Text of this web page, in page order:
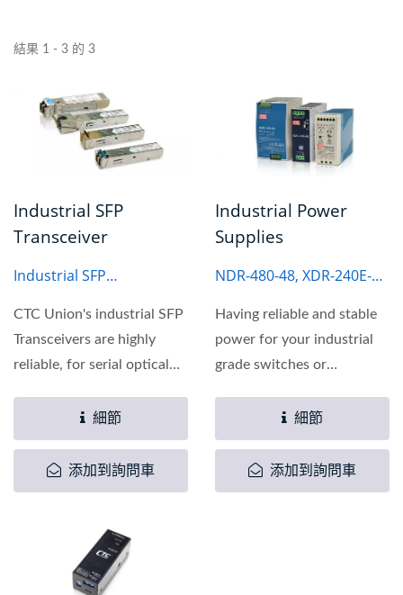
結果 1 - 3 的 3
Industrial SFP
Transceiver
Industrial SFP
CTC Union's industrial SFP
Transceivers are highly
reliable, for serial optical
細節
添加到詢問車
Industrial Power
Supplies
NDR-480-48, XDR-240E-
Having reliable and stable
power for your industrial
grade switches or
細節
添加到詢問車